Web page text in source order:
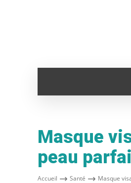
Masque
peau
Accueil Santé Masque